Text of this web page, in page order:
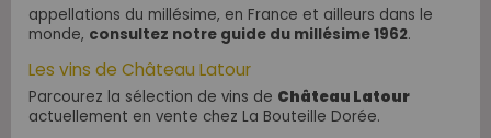
appellations du millésime, en France et ailleurs dans le
monde, consultez notre guide du millésime 1962.
Les vins de Château Latour
Parcourez la sélection de vins de Château Latour
actuellement en vente chez La Bouteille Dorée.